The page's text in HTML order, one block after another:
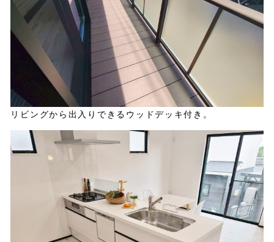
リビングから出入りできるウッドデッキ付き。